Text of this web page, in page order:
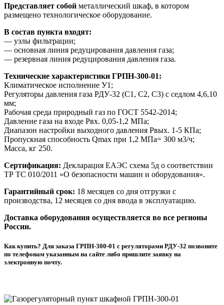
Представляет собой металлический шкаф, в котором
размещено технологическое оборудование.
В состав пункта входят:
— узлы фильтрации;
— основная линия редуцирования давления газа;
— резервная линия редуцирования давления газа.
Технические характеристики ГРПН-300-01:
Климатическое исполнение У1;
Регуляторы давления газа РДУ-32 (С1, С2, С3) с седлом 4,6,10
мм;
Рабочая среда природный газ по ГОСТ 5542-2014;
Давление газа на входе Рвх. 0,05-1,2 МПа;
Диапазон настройки выходного давления Рвых. 1-5 КПа;
Пропускная способность Qmax при 1,2 МПа= 300 м3/ч;
Масса, кг 250.
Сертификация: Декларация ЕАЭС схема 5д о соответствии
ТР ТС 010/2011 «О безопасности машин и оборудования».
Гарантийный срок: 18 месяцев со дня отгрузки с
производства, 12 месяцев со дня ввода в эксплуатацию.
Доставка оборудования осуществляется во все регионы
России.
Как купить? Для заказа ГРПН-300-01 с регуляторами РДУ-32 позвоните
по телефонам указанным на сайте либо пришлите заявку на
электронную почту.